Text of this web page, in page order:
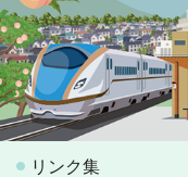
リンク集